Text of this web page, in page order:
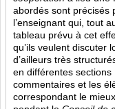
abordés sont précisés
l’enseignant qui, tout
tableau prévu à cet
qu’ils veulent discuter
d’ailleurs très
en différentes
commentaires et les
correspondant le